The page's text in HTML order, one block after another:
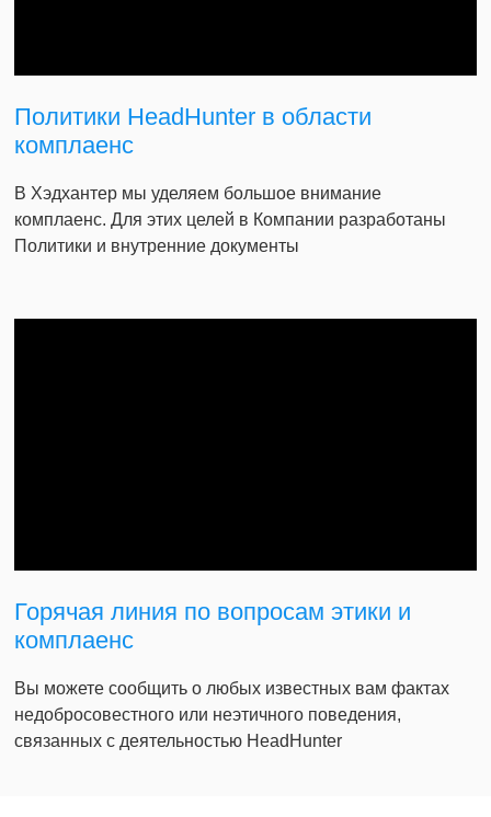
Политики HeadHunter в области
комплаенс
В Хэдхантер мы уделяем большое внимание
комплаенс. Для этих целей в Компании разработаны
Политики и внутренние документы
Горячая линия по вопросам этики и
комплаенс
Вы можете сообщить о любых известных вам фактах
недобросовестного или неэтичного поведения,
связанных с деятельностью HeadHunter